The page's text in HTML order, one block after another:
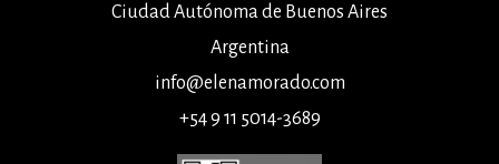
Ciudad Autónoma de Buenos Aires
Argentina
info@elenamorado.com
+54 9 11 5014-3689